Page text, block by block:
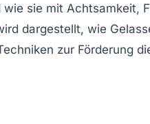
sie mit Achtsamkeit,
dargestellt, wie
zur Förderung